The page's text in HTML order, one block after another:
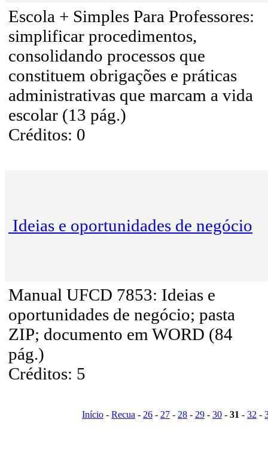
Escola + Simples Para Professores:
simplificar procedimentos,
consolidando processos que
constituem obrigações e práticas
administrativas que marcam a vida
escolar (13 pág.)
Créditos: 0
Ideias e oportunidades de negócio
Manual UFCD 7853: Ideias e
oportunidades de negócio; pasta
ZIP; documento em WORD (84
pág.)
Créditos: 5
Início - Recua - 26 - 27 - 28 - 29 - 30 - 31 - 32 -